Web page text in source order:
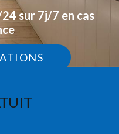
sur 7j/7 en cas